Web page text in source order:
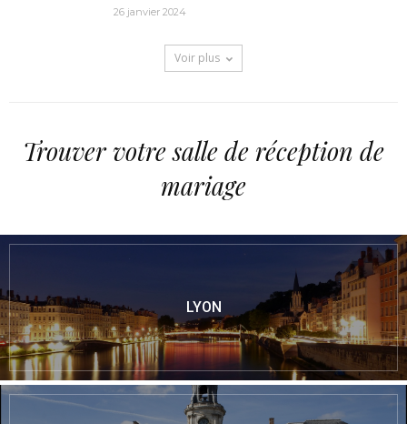
26 janvier 2024
Voir plus
Trouver votre salle de réception de
mariage
LYON